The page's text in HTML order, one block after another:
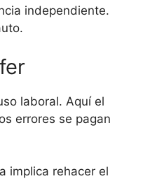
independiente.
laboral. Aquí el
errores se pagan
implica rehacer el